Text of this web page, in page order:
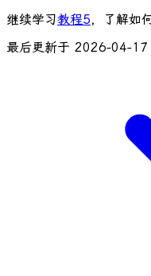
继续学习教程5，了解如
最后更新于 2026-04-17